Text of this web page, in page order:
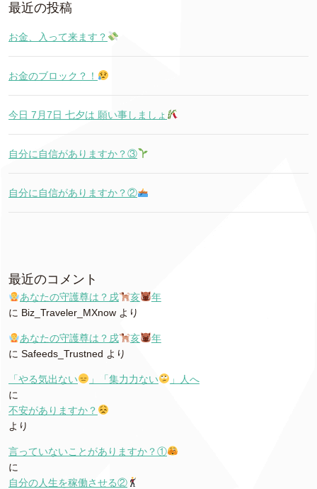
最近の投稿
お金、入って来ます？
お金のブロック？！
今日 7月7日 七夕は 願い事しましょ
自分に自信がありますか？③
自分に自信がありますか？②
最近のコメント
あなたの守護尊は？戌 亥
年
に Biz_Traveler_MXnow より
あなたの守護尊は？戌 亥
年
に Safeeds_Trustned より
「やる気出ない 」「集力力ない
」人へ
に
不安がありますか？
より
言っていないことがありますか？①
に
自分の人生を稼働させる②